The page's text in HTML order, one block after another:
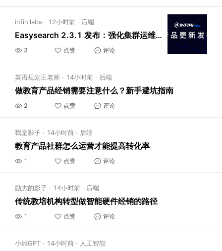
infinilabs · 12小时前 · 后端
Easysearch 2.3.1 发布：强化集群运维能力，优化写入性能与稳定性体验
3 点赞 评论
英语规划王老师 · 14小时前 · 后端
做教育产品经销需要注意什么？新手避坑指南
2 点赞 评论
我是影子 · 14小时前 · 后端
教育产品社群怎么运营才能提高转化率
1 点赞 评论
励志的影子 · 14小时前 · 后端
传统教培机构转型做智能硬件经销的路径
1 点赞 评论
小雄GPT · 14小时前 · 人工智能